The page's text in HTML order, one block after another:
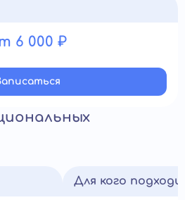
6 000 ₽
Для кого